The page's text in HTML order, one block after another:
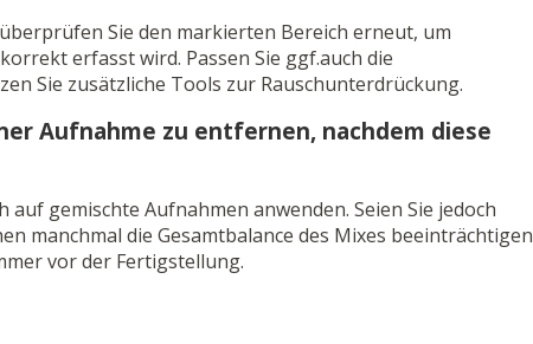
Sie den markierten Bereich erneut, um
erfasst wird. Passen Sie ggf.auch die
Sie zusätzliche Tools zur Rauschunterdrückung.
Aufnahme zu entfernen, nachdem diese
auf gemischte Aufnahmen anwenden. Seien Sie jedoch
manchmal die Gesamtbalance des Mixes beeinträchtigen
vor der Fertigstellung.